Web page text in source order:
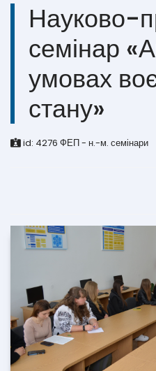
Науково-
семінар
умовах
стану»
id: 4276 ФЕП - н.-м. семінари